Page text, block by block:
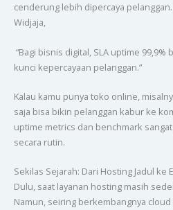
cenderung lebih dipercaya
Widjaja,
“Bagi bisnis digital, SLA uptime
kunci kepercayaan pelanggan.”
Kalau kamu punya toko online,
saja bisa bikin pelanggan kabur ke
uptime metrics dan benchmark
secara rutin.
Sekilas Sejarah: Dari Hosting Jadul ke
Dulu, saat layanan hosting masih
Namun, seiring berkembangnya